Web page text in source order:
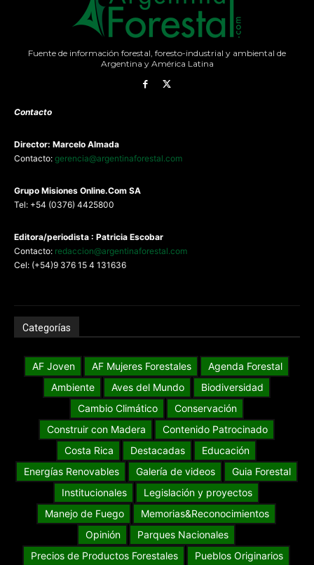
Fuente de información forestal, foresto-industrial y ambiental de
Argentina y América Latina
Contacto
Director: Marcelo Almada
Contacto: gerencia@argentinaforestal.com
Grupo Misiones Online.Com SA
Tel: +54 (0376) 4425800
Editora/periodista : Patricia Escobar
Contacto: redaccion@argentinaforestal.com
Cel: (+54)9 376 15 4 131636
Categorías
AF Joven AF Mujeres Forestales
Agenda Forestal
Ambiente
Aves del Mundo
Biodiversidad
Cambio Climático
Conservación
Construir con Madera
Contenido Patrocinado
Costa Rica
Destacadas
Educación
Energías Renovables
Galería de videos
Guia Forestal
Institucionales
Legislación y proyectos
Manejo de Fuego
Memorias&Reconocimientos
Opinión
Parques Nacionales
Precios de Productos Forestales
Pueblos Originarios